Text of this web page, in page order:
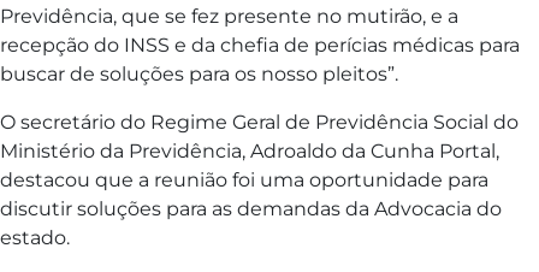
Previdência, que se fez presente no mutirão, e a
recepção do INSS e da chefia de perícias médicas para
buscar de soluções para os nosso pleitos”.
O secretário do Regime Geral de Previdência Social do
Ministério da Previdência, Adroaldo da Cunha Portal,
destacou que a reunião foi uma oportunidade para
discutir soluções para as demandas da Advocacia do
estado.